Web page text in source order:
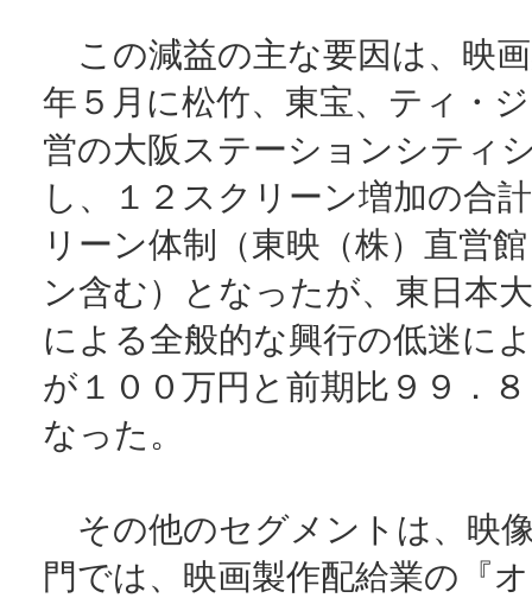
この減益の主な要因は、映
年５月に松竹、東宝、ティ・
営の大阪ステーションシティ
し、１２スクリーン増加の合
リーン体制（東映（株）直営
ン含む）となったが、東日本
による全般的な興行の低迷に
が１００万円と前期比９９．
なった。
その他のセグメントは、映
門では、映画製作配給業の『